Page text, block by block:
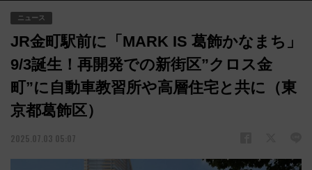
ニュース
JR金町駅前に「MARK IS 葛飾かなまち」
9/3誕生！再開発での新街区”クロス金
町”に自動車教習所や高層住宅と共に（東
京都葛飾区）
2025.07.03 05:07